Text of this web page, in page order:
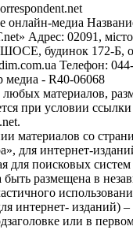
онлайн-медиа
Адрес: 02091,
будинок 172-Б,
Телефон:
медиа - R40-06068
любых материалов,
при условии
материалов со
для интернет-
для поисковых
размещена в
интернет- изданий)
или в